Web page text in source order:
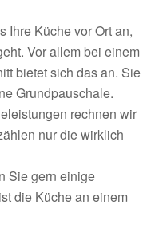
Ihre Küche vor Ort an,
Vor allem bei einem
bietet sich das an. Sie
Grundpauschale.
rechnen wir
nur die wirklich
Sie gern einige
die Küche an einem